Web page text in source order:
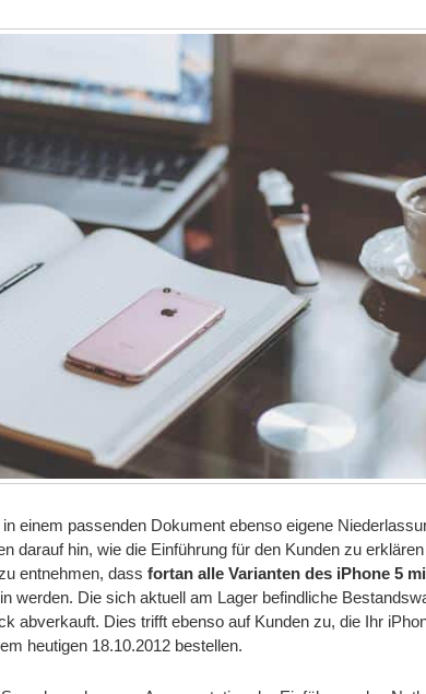
einem passenden Dokument ebenso eigene
darauf hin, wie die Einführung für den Kunden zu
entnehmen, dass fortan alle Varianten des iPhone 5
werden. Die sich aktuell am Lager befindliche
abverkauft. Dies trifft ebenso auf Kunden zu, die Ihr
heutigen 18.10.2012 bestellen.